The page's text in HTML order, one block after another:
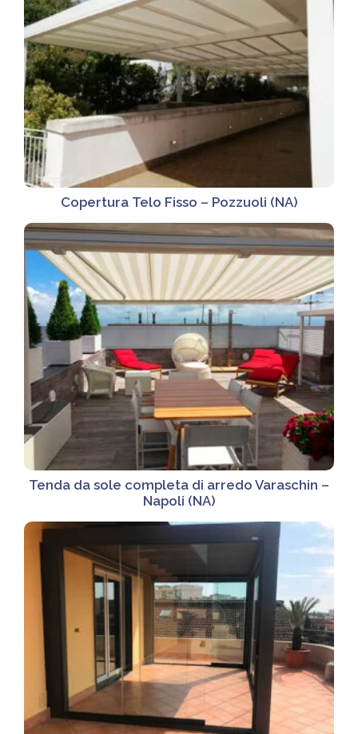
Copertura Telo Fisso – Pozzuoli (NA)
Tenda da sole completa di arredo Varaschin –
Napoli (NA)